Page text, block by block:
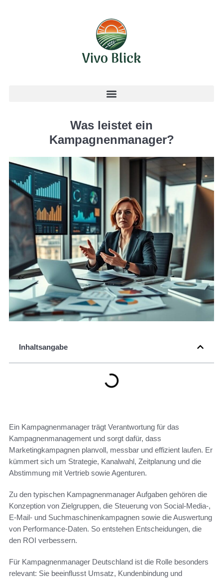
Was leistet ein
Kampagnenmanager?
Inhaltsangabe
Ein Kampagnenmanager trägt Verantwortung für das
Kampagnenmanagement und sorgt dafür, dass
Marketingkampagnen planvoll, messbar und effizient laufen. Er
kümmert sich um Strategie, Kanalwahl, Zeitplanung und die
Abstimmung mit Vertrieb sowie Agenturen.
Zu den typischen Kampagnenmanager Aufgaben gehören die
Konzeption von Zielgruppen, die Steuerung von Social‑Media-,
E‑Mail‑ und Suchmaschinenkampagnen sowie die Auswertung
von Performance‑Daten. So entstehen Entscheidungen, die
den ROI verbessern.
Für Kampagnenmanager Deutschland ist die Rolle besonders
relevant: Sie beeinflusst Umsatz, Kundenbindung und